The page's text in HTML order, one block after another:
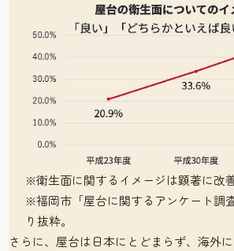
※衛生面に関するイメージは顕著に改善
※福岡市「屋台に関するアンケート調
り抜粋。
さらに、屋台は日本にとどまらず、海外